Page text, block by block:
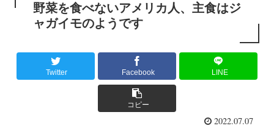
野菜を食べないアメリカ人、主食はジ
ャガイモのようです
Twitter Facebook LINE
コピー
2022.07.07